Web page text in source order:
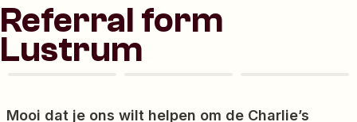
Referral form
Lustrum